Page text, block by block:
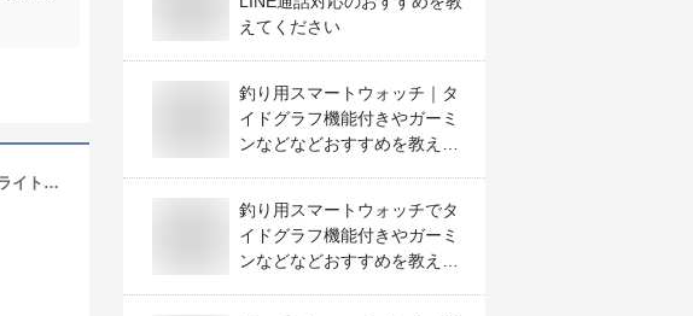
【整備済み品】Apple Watch SE (GPSモデル) - 40mm ゴールドアルミニウムケースとスターライトスポーツバンド
えてください
釣り用スマートウォッチ｜タ
イドグラフ機能付きやガーミ
ンなどなどおすすめを教え
釣り用スマートウォッチでタ
イドグラフ機能付きやガーミ
ンなどなどおすすめを教え